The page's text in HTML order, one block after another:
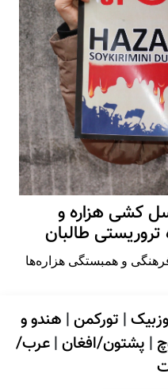
کشی هزاره و
طالبان
و همبستگی هزاره‌ها
| تورکمن| هندو و
| پشتون/افغان|عرب/